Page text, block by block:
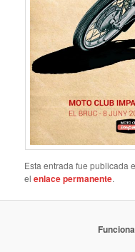
Esta entrada fue publicada
elenlace permanente.